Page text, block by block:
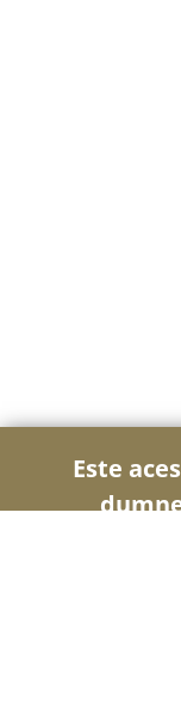
Este